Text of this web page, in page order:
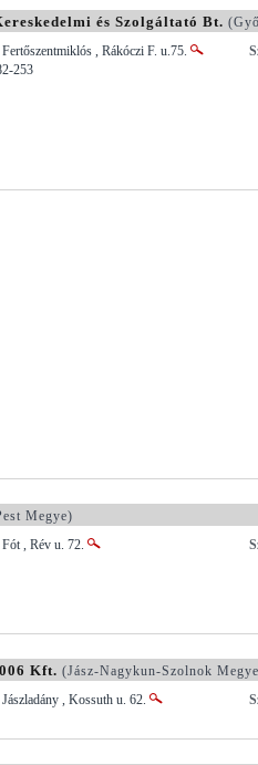
és Szolgáltató Bt.
, Rákóczi F. u.75.
253
Megye)
, Rév u. 72.
Kft. (Jász-Nagykun-Szolnok
, Kossuth u. 62.